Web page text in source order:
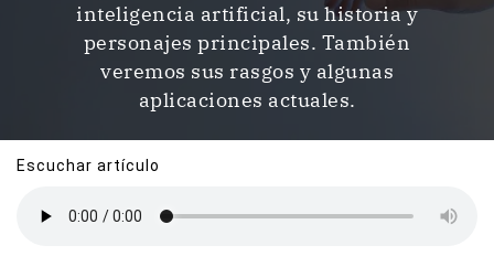
inteligencia artificial, su historia y
personajes principales. También
veremos sus rasgos y algunas
aplicaciones actuales.
Escuchar artículo